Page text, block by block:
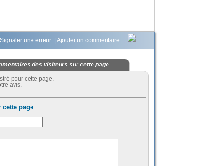
Signaler une erreur Ajouter un commentaire
des visiteurs sur cette page
pour cette page.
avis.
page